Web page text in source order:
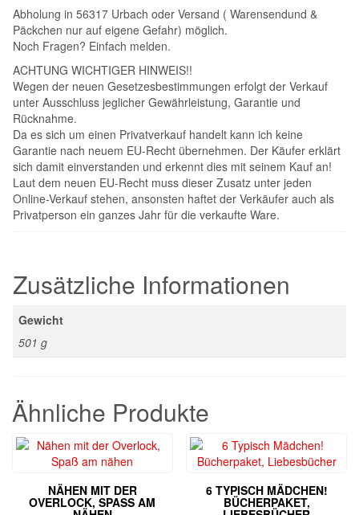
Abholung in 56317 Urbach oder Versand ( Warensendund &
Päckchen nur auf eigene Gefahr) möglich.
Noch Fragen? Einfach melden.
ACHTUNG WICHTIGER HINWEIS!!
Wegen der neuen Gesetzesbestimmungen erfolgt der Verkauf
unter Ausschluss jeglicher Gewährleistung, Garantie und
Rücknahme.
Da es sich um einen Privatverkauf handelt kann ich keine
Garantie nach neuem EU-Recht übernehmen. Der Käufer erklärt
sich damit einverstanden und erkennt dies mit seinem Kauf an!
Laut dem neuen EU-Recht muss dieser Zusatz unter jeden
Online-Verkauf stehen, ansonsten haftet der Verkäufer auch als
Privatperson ein ganzes Jahr für die verkaufte Ware.
Zusätzliche Informationen
Gewicht
501 g
Ähnliche Produkte
NÄHEN MIT DER
OVERLOCK, SPASS AM N
6 TYPISCH MÄDCHEN!
BÜCHERPAKET,